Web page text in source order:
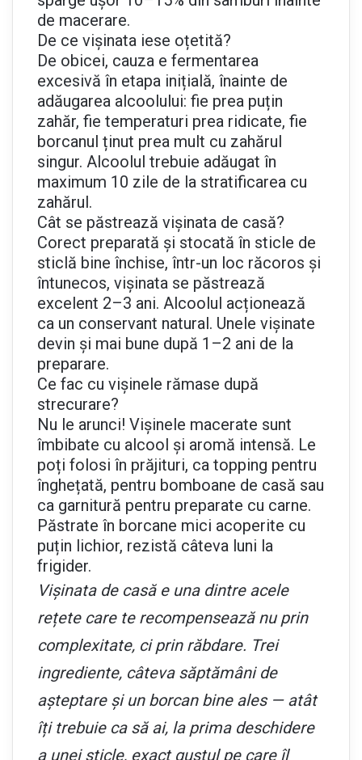
de macerare.
De ce vișinata iese oțetită?
De obicei, cauza e fermentarea
excesivă în etapa inițială, înainte de
adăugarea alcoolului: fie prea puțin
zahăr, fie temperaturi prea ridicate, fie
borcanul ținut prea mult cu zahărul
singur. Alcoolul trebuie adăugat în
maximum 10 zile de la stratificarea cu
zahărul.
Cât se păstrează vișinata de casă?
Corect preparată și stocată în sticle de
sticlă bine închise, într-un loc răcoros și
întunecos, vișinata se păstrează
excelent 2–3 ani. Alcoolul acționează
ca un conservant natural. Unele vișinate
devin și mai bune după 1–2 ani de la
preparare.
Ce fac cu vișinele rămase după
strecurare?
Nu le arunci! Vișinele macerate sunt
îmbibate cu alcool și aromă intensă. Le
poți folosi în prăjituri, ca topping pentru
înghețată, pentru bomboane de casă sau
ca garnitură pentru preparate cu carne.
Păstrate în borcane mici acoperite cu
puțin lichior, rezistă câteva luni la
frigider.
Vișinata de casă e una dintre acele
rețete care te recompensează nu prin
complexitate, ci prin răbdare. Trei
ingrediente, câteva săptămâni de
așteptare și un borcan bine ales — atât
îți trebuie ca să ai, la prima deschidere
a unei sticle, exact gustul pe care îl